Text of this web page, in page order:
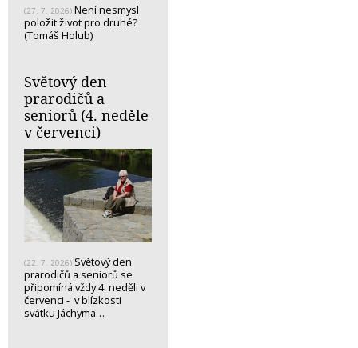
(27. 7. 2026) Není nesmysl
položit život pro druhé?
(Tomáš Holub)
Světový den
prarodičů a
seniorů (4. neděle
v červenci)
(22. 7. 2026) Světový den
prarodičů a seniorů se
připomíná vždy 4. neděli v
červenci - v blízkosti
svátku Jáchyma…